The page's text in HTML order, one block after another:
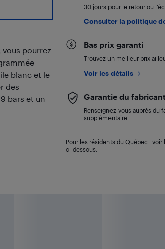
pourrez
blanc et le
des
bars et un
30 jours pour le retour ou
Consulter la politique
Bas prix garanti
Trouvez un meilleur prix
Voir les détails
Garantie du
Renseignez-vous auprès du
supplémentaire.
Pour les résidents du Québec :
ci-dessous.